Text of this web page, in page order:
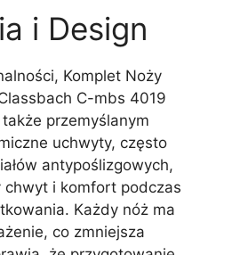
i Design
Komplet Noży
C-mbs 4019
przemyślanym
uchwyty, często
antypoślizgowych,
chwyt i komfort podczas
Każdy nóż ma
co zmniejsza